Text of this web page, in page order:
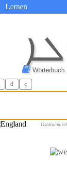
Lernen
Wörterbuch
đ ç